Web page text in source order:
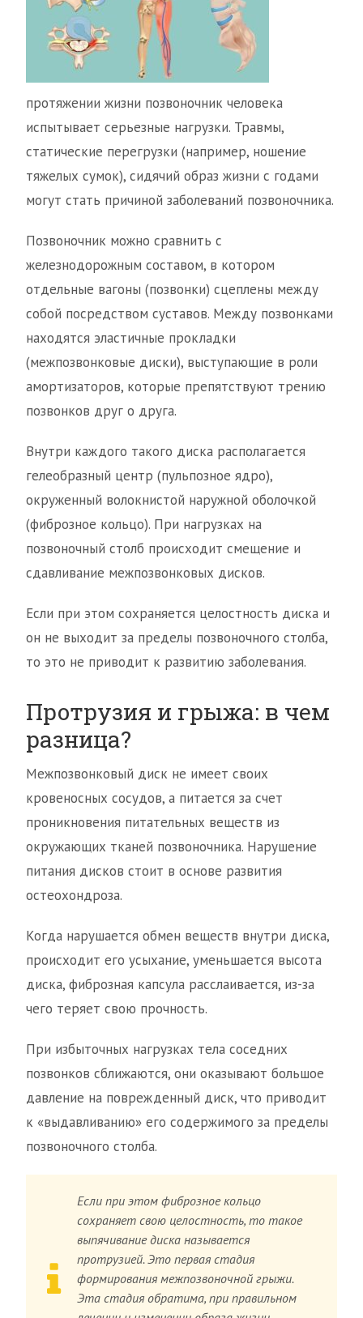
протяжении жизни позвоночник человека
испытывает серьезные нагрузки. Травмы,
статические перегрузки (например, ношение
тяжелых сумок), сидячий образ жизни с годами
могут стать причиной заболеваний позвоночника.
Позвоночник можно сравнить с
железнодорожным составом, в котором
отдельные вагоны (позвонки) сцеплены между
собой посредством суставов. Между позвонками
находятся эластичные прокладки
(межпозвонковые диски), выступающие в роли
амортизаторов, которые препятствуют трению
позвонков друг о друга.
Внутри каждого такого диска располагается
гелеобразный центр (пульпозное ядро),
окруженный волокнистой наружной оболочкой
(фиброзное кольцо). При нагрузках на
позвоночный столб происходит смещение и
сдавливание межпозвонковых дисков.
Если при этом сохраняется целостность диска и
он не выходит за пределы позвоночного столба,
то это не приводит к развитию заболевания.
Протрузия и грыжа: в чем
разница?
Межпозвонковый диск не имеет своих
кровеносных сосудов, а питается за счет
проникновения питательных веществ из
окружающих тканей позвоночника. Нарушение
питания дисков стоит в основе развития
остеохондроза.
Когда нарушается обмен веществ внутри диска,
происходит его усыхание, уменьшается высота
диска, фиброзная капсула расслаивается, из-за
чего теряет свою прочность.
При избыточных нагрузках тела соседних
позвонков сближаются, они оказывают большое
давление на поврежденный диск, что приводит
к «выдавливанию» его содержимого за пределы
позвоночного столба.
Если при этом фиброзное кольцо
сохраняет свою целостность, то такое
выпячивание диска называется
протрузией. Это первая стадия
формирования межпозвоночной грыжи.
Эта стадия обратима, при правильном